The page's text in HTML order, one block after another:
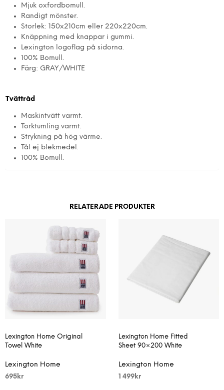
Mjuk oxfordbomull.
Randigt mönster.
Storlek: 150x210cm eller 220x220cm.
Knäppning med knappar i gummi.
Lexington logoflag på sidorna.
100% Bomull.
Färg: GRAY/WHITE
Tvättråd
Maskintvätt varmt.
Torktumling varmt.
Strykning på hög värme.
Tål ej blekmedel.
100% Bomull.
RELATERADE PRODUKTER
Lexington Home Original
Towel White
Lexington Home
695 kr
Lexington Home Fitted
Sheet 90×200 White
Lexington Home
1 499kr